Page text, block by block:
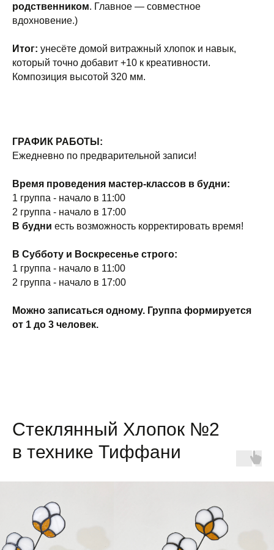
родственником. Главное — совместное
вдохновение.)
Итог: унесёте домой витражный хлопок и навык,
который точно добавит +10 к креативности.
Композиция высотой 320 мм.
ГРАФИК РАБОТЫ:
Ежедневно по предварительной записи!
Время проведения мастер-классов в будни:
1 группа - начало в 11:00
2 группа - начало в 17:00
В будни есть возможность корректировать время!
В Субботу и Воскресенье строго:
1 группа - начало в 11:00
2 группа - начало в 17:00
Можно записаться одному. Группа формируется
от 1 до 3 человек.
Стеклянный Хлопок №2
в технике Тиффани